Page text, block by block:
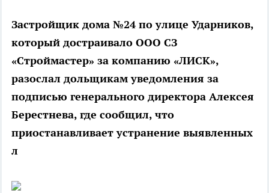
Застройщик дома №24 по улице Ударников,
который достраивало ООО СЗ
«Строймастер» за компанию «ЛИСК»,
разослал дольщикам уведомления за
подписью генерального директора Алексея
Берестнева, где сообщил, что
приостанавливает устранение выявленных
л